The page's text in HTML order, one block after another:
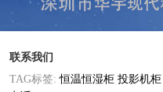
联系我们
TAG标签:恒温恒湿柜 投影机柜